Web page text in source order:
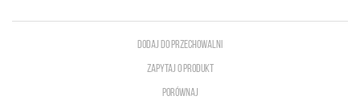
DODAJ DO PRZECHOWALNI
ZAPYTAJ O PRODUKT
PORÓWNAJ